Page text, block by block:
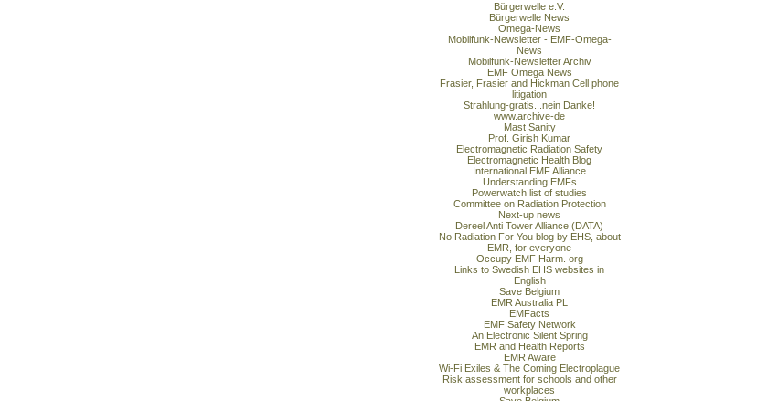
Bürgerwelle e.V.
Bürgerwelle News
Omega-News
Mobilfunk-Newsletter - EMF-Omega-
News
Mobilfunk-Newsletter Archiv
EMF Omega News
Frasier, Frasier and Hickman Cell phone
litigation
Strahlung-gratis...nein Danke!
www.archive-de
Mast Sanity
Prof. Girish Kumar
Electromagnetic Radiation Safety
Electromagnetic Health Blog
International EMF Alliance
Understanding EMFs
Powerwatch list of studies
Committee on Radiation Protection
Next-up news
Dereel Anti Tower Alliance (DATA)
No Radiation For You blog by EHS, about
EMR, for everyone
Occupy EMF Harm. org
Links to Swedish EHS websites in
English
Save Belgium
EMR Australia PL
EMFacts
EMF Safety Network
An Electronic Silent Spring
EMR and Health Reports
EMR Aware
Wi-Fi Exiles & The Coming Electroplague
Risk assessment for schools and other
workplaces